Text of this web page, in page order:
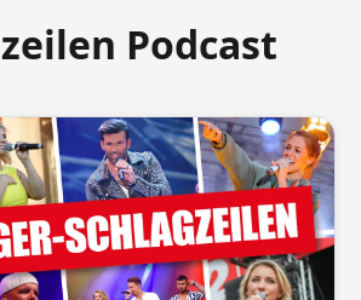
Podcast